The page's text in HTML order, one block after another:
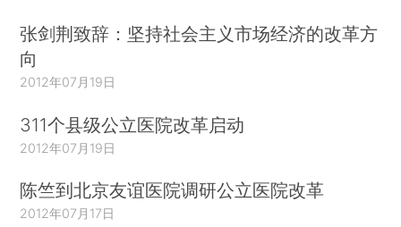
张剑荆致辞：坚持社会主义市场经济的改革方
向
2012年07月19日
311个县级公立医院改革启动
2012年07月19日
陈竺到北京友谊医院调研公立医院改革
2012年07月17日